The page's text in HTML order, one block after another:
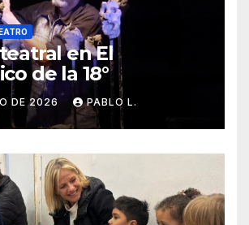
en El
de la 18°
DE 2026 PABLO L.